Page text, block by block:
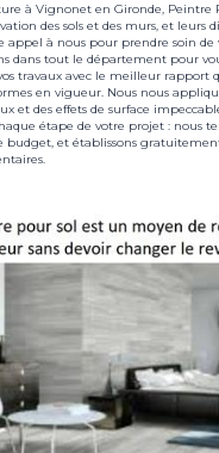
à Vignonet en Gironde, Peintre
des sols et des murs, et leurs
appel à nous pour prendre soin
dans tout le département pour
travaux avec le meilleur rapport
en vigueur. Nous nous
et des effets de surface
étape de votre projet : nous
budget, et établissons